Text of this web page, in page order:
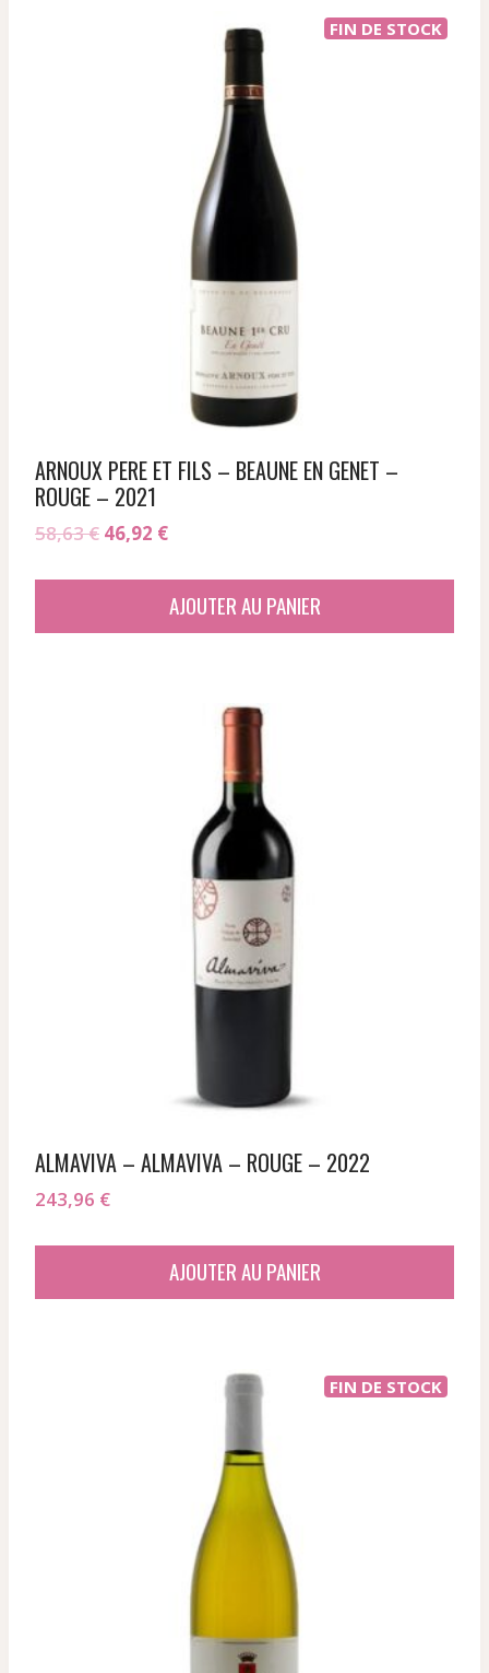
FIN DE STOCK
ARNOUX PERE ET FILS – BEAUNE EN GENET –
ROUGE – 2021
58,63€ Le
46,92 €Le
est :
AJOUTER AU PANIER
ALMAVIVA – ALMAVIVA – ROUGE – 2022
243,96 €
AJOUTER AU PANIER
FIN DE STOCK